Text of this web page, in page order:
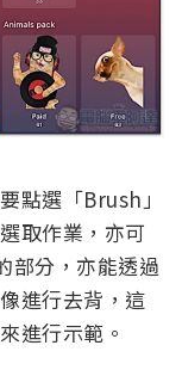
點選「Brush」
取作業，亦可
部分，亦能透過
進行去背，這
進行示範。